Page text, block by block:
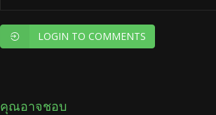
LOGIN TO COMMENTS
คุณอาจชอบ